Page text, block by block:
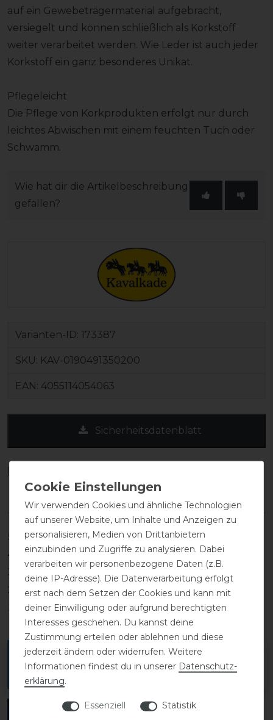
auf ein Gewebeträgermaterial aufgebracht,
versiegelt und können schließlich als Korkstoff
weiter verarbeitet werden. Wie Leder ist auch jeder
Korkstoff ein ganz besonderes Unikat.
Pflegeleicht
Die Pflege von Korkprodukten erfolgt nur durch
leichtes Abwischen mit einem feuchten Tuch oder
Schwamm.
Wie hat dir die Artikelbeschreibung
gefallen?
Varianten-ID: 173387
SKU: KAV-0190491350200
EAN: 4055114054063
Sicherheitsdatenblatt
Kundenrezensionen
5
0
4
0
3
2
0
1
0
Melde dich an, um eine Kundenrezension zu
verfassen.
ANMELDEN
Wir verwenden Cookies und ähnliche Technologien
auf unserer Website, um Inhalte und Anzeigen zu
personalisieren, Medien von Drittanbietern
einzubinden und Zugriffe zu analysieren. Dabei
verarbeiten wir personenbezogene Daten (z.B.
deine IP-Adresse). Die Datenverarbeitung erfolgt
erst nach dem Setzen der Cookies und kann mit
deiner Einwilligung oder aufgrund berechtigten
Interesses geschehen. Du kannst deine
Zustimmung erteilen oder ablehnen und diese
jederzeit ändern oder widerrufen. Weitere
Informationen findest du in unserer Daten­schutz­
erklärung.
Essenziell
Statistik